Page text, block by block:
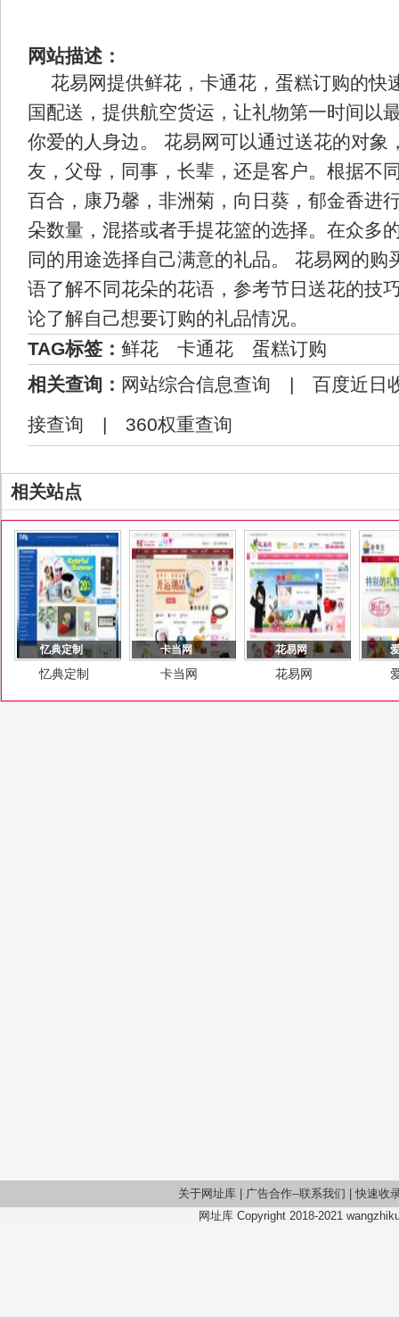
网站描述：
花易网提供鲜花，卡通花，蛋糕订购的快
国配送，提供航空货运，让礼物第一时间以
你爱的人身边。 花易网可以通过送花的对象
友，父母，同事，长辈，还是客户。根据不
百合，康乃馨，非洲菊，向日葵，郁金香进
朵数量，混搭或者手提花篮的选择。在众多
同的用途选择自己满意的礼品。 花易网的购
语了解不同花朵的花语，参考节日送花的技
论了解自己想要订购的礼品情况。
TAG标签： 鲜花 卡通花
蛋糕订购
相关查询： 网站综合信息查询 | 百度近日
接查询 | 360权重查询
相关站点
忆典定制
忆典定制
卡当网
卡当网
花易网
花易网
关于网址库 广告合作--联系我们
快速收
网址库 Copyright 2018-2021